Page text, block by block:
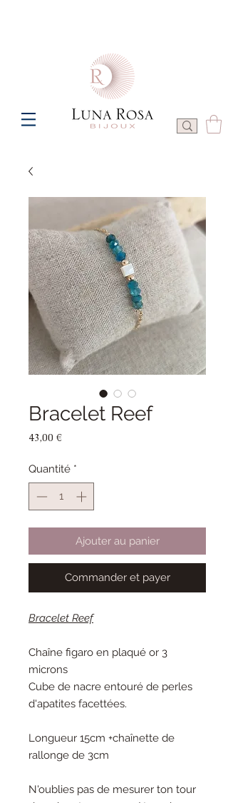
Bracelet Reef
43,00 €Prix
Quantité *
Ajouter au panier
Commander et payer
Bracelet Reef
Chaîne figaro en plaqué or 3
microns
Cube de nacre entouré de perles
d'apatites facettées.
Longueur 15cm +chaînette de
rallonge de 3cm
N'oublies pas de mesurer ton tour